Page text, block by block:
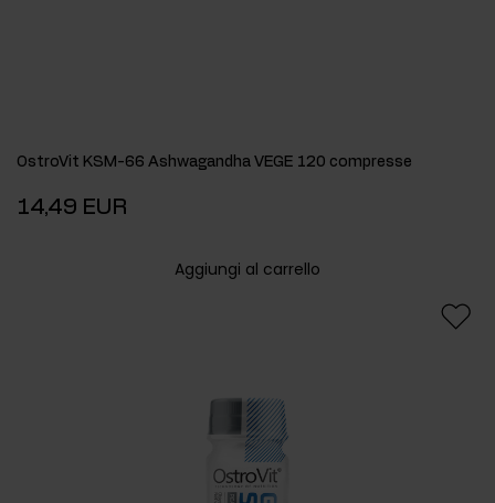
OstroVit KSM-66 Ashwagandha VEGE 120 compresse
14,49 EUR
Aggiungi al carrello